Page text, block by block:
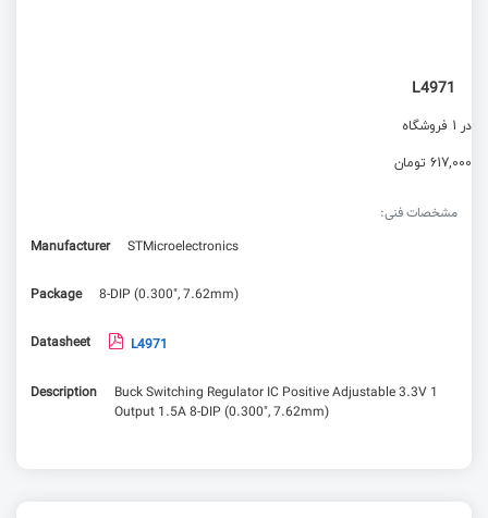
L4971
در 1 فروشگاه
617,000 تومان
مشخصات فنی:
Manufacturer
STMicroelectronics
Package 8-DIP (0.300", 7.62mm)
Datasheet L4971
Description
Buck Switching Regulator IC Positive Adjustable 3.3V 1
Output 1.5A 8-DIP (0.300", 7.62mm)